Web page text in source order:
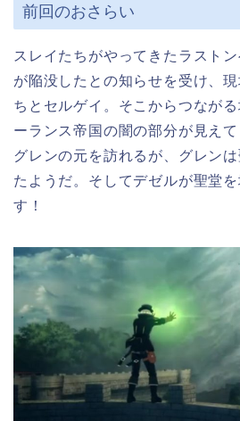
前回のおさらい
スレイたちがやってきたラスト
が陥没したとの知らせを受け、
ちとセルゲイ。そこからつなが
ーランス帝国の闇の部分が見え
グレンの元を訪れるが、グレン
たようだ。そしてデゼルが聖堂
す！